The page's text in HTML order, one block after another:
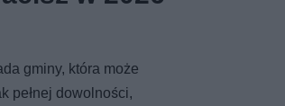
gminy, która może
pełnej dowolności,